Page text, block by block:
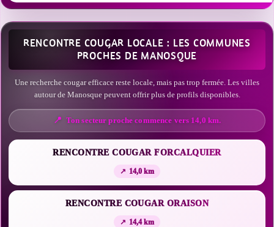
RENCONTRE COUGAR LOCALE : LES COMMUNES
PROCHES DE MANOSQUE
Une recherche cougar efficace reste locale, mais pas trop fermée. Les villes
autour de Manosque peuvent offrir plus de profils disponibles.
Ton secteur proche commence vers 14,0 km.
RENCONTRE COUGAR FORCALQUIER
14,0 km
RENCONTRE COUGAR ORAISON
14,4 km